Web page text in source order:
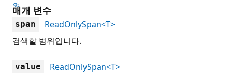
매개 변수
span
ReadOnlySpan<T>
검색할 범위입니다.
value
ReadOnlySpan<T>